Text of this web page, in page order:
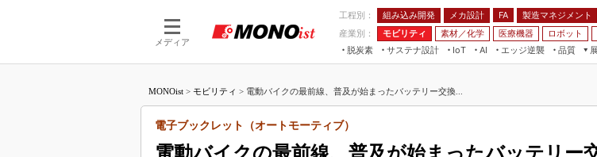
メディア
工程別： 組み込み開発 メカ設計 FA 製造マネジメント
産業別：
モビリティ 素材／化学 医療機器 ロボット
脱炭素
サステナ設計
IoT
つながる工場
つながるサービス
AI
AI×設備保全
Physical AI
エッジ逆襲 品質
JIMTOF
IIFES
FA
MONOist > モビリティ > 電動バイクの最前線、普及が始まったバッテリー交換...
電子ブックレット（オートモーティブ）